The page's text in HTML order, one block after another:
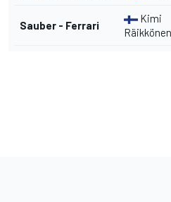
Sauber - Ferrari
Kimi
Räikkönen